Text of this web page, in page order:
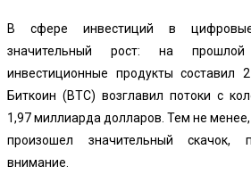
В сфере инвестиций в
значительный рост: на
инвестиционные продукты составил
Биткоин (BTC) возглавил потоки с
1,97 миллиарда долларов. Тем не
произошел значительный скачок,
внимание.